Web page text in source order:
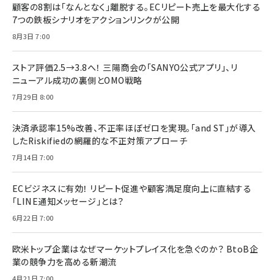
顧客の8割は「なんとなく」離脱する。ECリピート売上を最大化する
7つの鉄板シナリオをアクションリンクが公開
8月3日 7:00
ストア評価2.5→3.8へ！ 三陽商会の「SANYO公式アプリ」、リ
ニューアル成功の裏側とOMO戦略
7月29日 8:00
決済承認率15%改善、不正率ほぼゼロを実現。「and ST」が導入
したRiskifiedの網羅的な不正対策アプローチ
7月14日 7:00
ECビジネスに有効！ リピート促進や顧客満足度向上に直結する
「LINE通知メッセージ」とは？
6月22日 7:00
欧米トップ企業はなぜマーケットプレイス化を急ぐのか？ BtoB企
業の競争力を高める新潮流